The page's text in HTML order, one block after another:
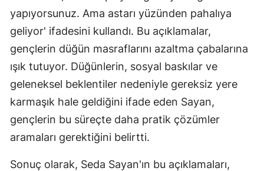
Sivas
Trabzon
yapıyorsunuz. Ama astarı yüzünden pahalıya
geliyor' ifadesini kullandı. Bu açıklamalar,
gençlerin düğün masraflarını azaltma çabalarına
ışık tutuyor. Düğünlerin, sosyal baskılar ve
geleneksel beklentiler nedeniyle gereksiz yere
karmaşık hale geldiğini ifade eden Sayan,
gençlerin bu süreçte daha pratik çözümler
aramaları gerektiğini belirtti.
Sonuç olarak, Seda Sayan'ın bu açıklamaları,